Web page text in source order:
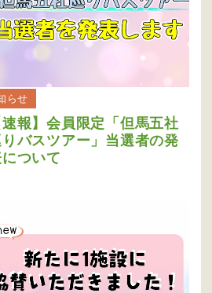
らせ
報】会員限定「但馬五社
バスツアー」当選者の発
ついて